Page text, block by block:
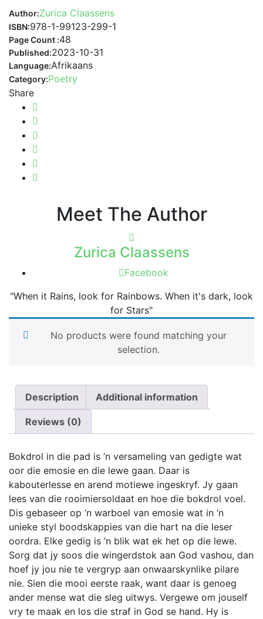
Author:Zurica Claassens
ISBN:978-1-99123-299-1
Page Count :48
Published:2023-10-31
Language:Afrikaans
Category:Poetry
Share
Meet The Author
Zurica Claassens
Facebook
"When it Rains, look for Rainbows. When it's dark, look
for Stars"
No products were found matching your
selection.
Description Additional information
Reviews (0)
Bokdrol in die pad is ’n versameling van gedigte wat
oor die emosie en die lewe gaan. Daar is
kabouterlesse en arend motiewe ingeskryf. Jy gaan
lees van die rooimiersoldaat en hoe die bokdrol voel.
Dis gebaseer op ’n warboel van emosie wat in ’n
unieke styl boodskappies van die hart na die leser
oordra. Elke gedig is ’n blik wat ek het op die lewe.
Sorg dat jy soos die wingerdstok aan God vashou, dan
hoef jy jou nie te vergryp aan onwaarskynlike pilare
nie. Sien die mooi eerste raak, want daar is genoeg
ander mense wat die sleg uitwys. Vergewe om jouself
vry te maak en los die straf in God se hand. Hy is